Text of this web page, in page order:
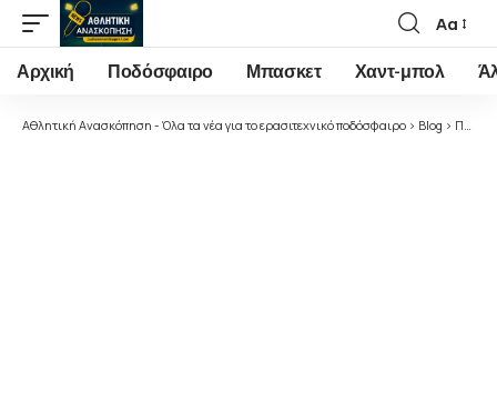
Font
Resizer
Αα
Αρχική Ποδόσφαιρο Μπασκετ Χαντ-μπολ
Αθλητική Ανασκόπηση - Όλα τα νέα για το ερασιτεχνικό ποδόσφαιρο > Blog > Ποδόσφαιρο